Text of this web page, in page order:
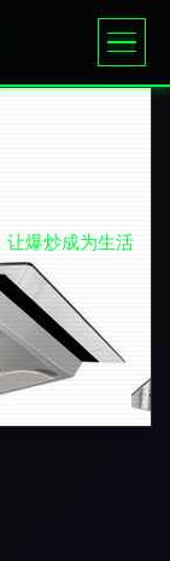
让爆炒成为生活